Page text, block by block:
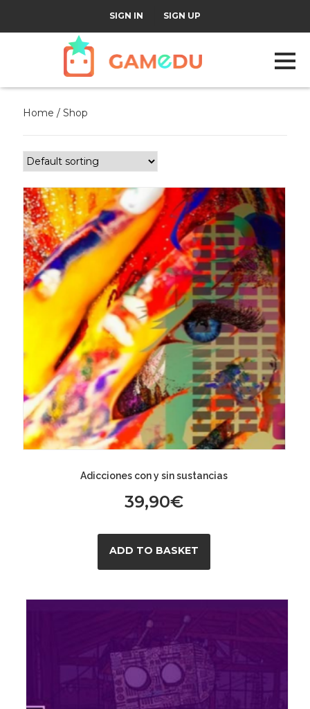
SIGN IN SIGN UP
Home / Shop
Adicciones con y sin sustancias
39,90€
ADD TO BASKET